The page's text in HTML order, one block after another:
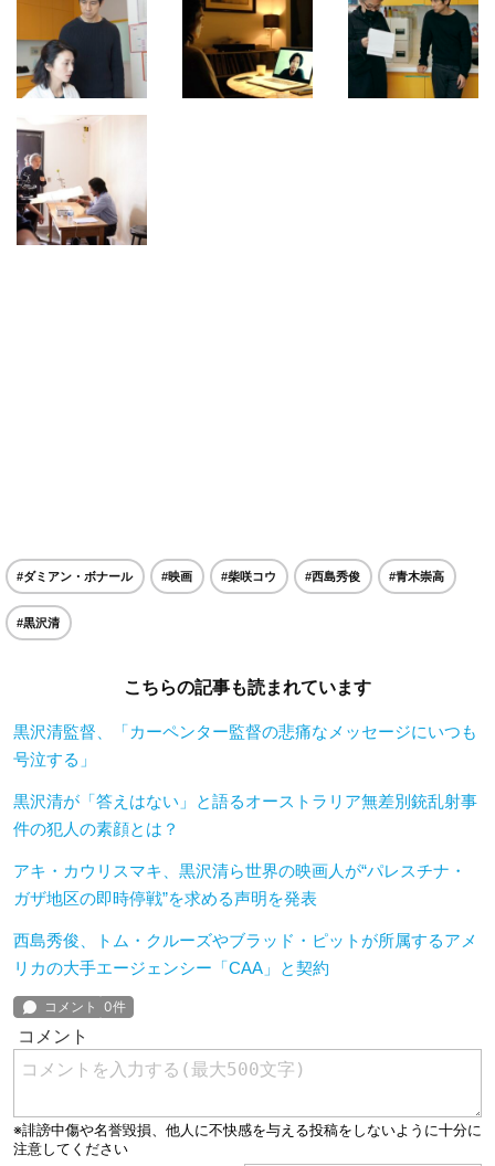
#ダミアン・ボナール #映画 #柴咲コウ #西島秀俊 #青木崇高
#黒沢清
こちらの記事も読まれています
黒沢清監督、「カーペンター監督の悲痛なメッセージにいつも
号泣する」
黒沢清が「答えはない」と語るオーストラリア無差別銃乱射事
件の犯人の素顔とは？
アキ・カウリスマキ、黒沢清ら世界の映画人が“パレスチナ・
ガザ地区の即時停戦”を求める声明を発表
西島秀俊、トム・クルーズやブラッド・ピットが所属するアメ
リカの大手エージェンシー「CAA」と契約